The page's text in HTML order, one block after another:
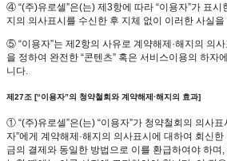
④ “(주)유로셀”은(는) 제3항에 따라 “이용자”가 표시
지의 의사표시를 수신한 후 지체 없이 이러한 사실을
⑤ “이용자”는 제2항의 사유로 계약해제·해지의 의
을 정하여 완전한 “콘텐츠” 혹은 서비스이용의 하자
니다.
제27조 [“이용자”의 청약철회와 계약해제·해지의 효과]
① “(주)유로셀”은(는) “이용자”가 청약철회의 의사
자”에게 계약해제·해지의 의사표시에 대하여 회신
금의 결제와 동일한 방법으로 이를 환급하여야 하며